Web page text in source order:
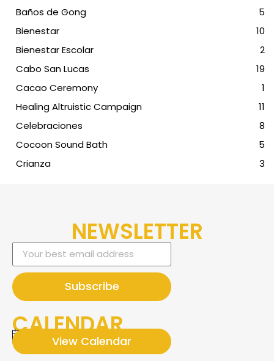
Baños de Gong
5
Bienestar
10
Bienestar Escolar
2
Cabo San Lucas
19
Cacao Ceremony
1
Healing Altruistic Campaign
11
Celebraciones
8
Cocoon Sound Bath
5
Crianza
3
NEWSLETTER
Subscribe
CALENDAR
Notice There are no upcoming eventos.
View Calendar